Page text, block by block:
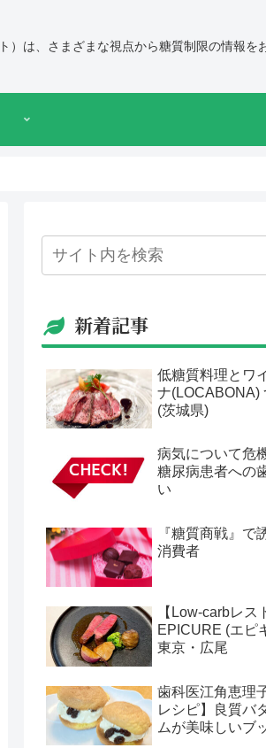
）は、さまざまな視点から糖質制限の情報を
新着記事
低糖質料理とワ
ナ(LOCABONA)
(茨城県)
病気について危
糖尿病患者への
い
『糖質商戦』で
消費者
【Low-carbレス
EPICURE (エピ
東京・広尾
歯科医江角恵理
レシピ】良質バ
ムが美味しいブ